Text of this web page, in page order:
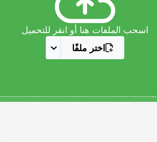
اسحب الملفات هنا أو انقر للتحميل
اختر ملفًا